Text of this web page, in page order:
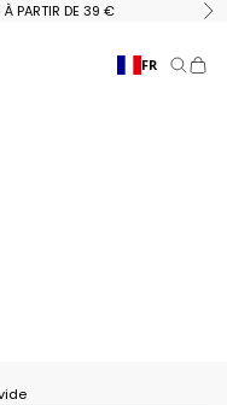
À PARTIR DE 39 €
FR